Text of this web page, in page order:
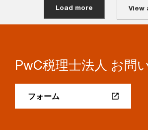
Load more View
PwC税理士法人 お問
フォーム